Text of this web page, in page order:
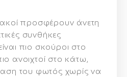
προσφέρουν άνετη
συνθήκες
πιο σκούροι στο
ανοιχτοί στο κάτω,
του φωτός χωρίς να